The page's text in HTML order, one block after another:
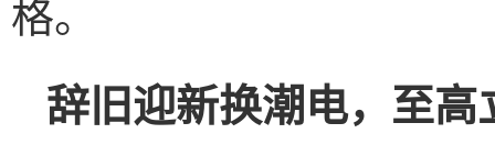
格。
辞旧迎新换潮电，至高